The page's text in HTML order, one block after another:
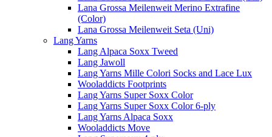
Lana Grossa Meilenweit Merino Extrafine
(Color)
Lana Grossa Meilenweit Seta (Uni)
Lang Yarns
Lang Alpaca Soxx Tweed
Lang Jawoll
Lang Yarns Mille Colori Socks and Lace Lux
Wooladdicts Footprints
Lang Yarns Super Soxx Color
Lang Yarns Super Soxx Color 6-ply
Lang Yarns Alpaca Soxx
Wooladdicts Move